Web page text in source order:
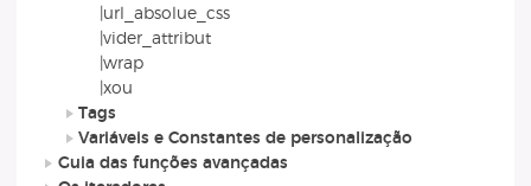
|url_absolue_css
|vider_attribut
|wrap
|xou
Tags
Variáveis e Constantes de personalização
Guia das funções avançadas